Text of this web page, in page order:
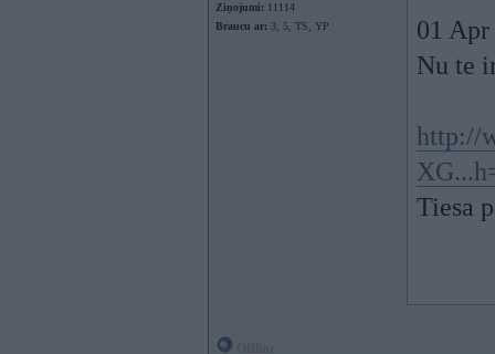
Ziņojumi: 11114
Braucu ar: 3, 5, TS, YP
01
Nu te
http://
Tiesa